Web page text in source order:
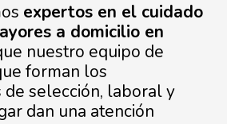
expertos en el cuidado
a domicilio en
nuestro equipo de
forman los
selección, laboral y
dan una atención